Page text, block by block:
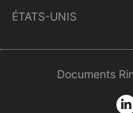
ÉTATS-UNIS
Documents